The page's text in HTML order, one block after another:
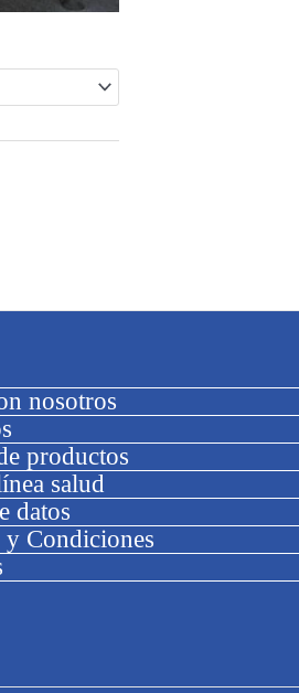
nosotros
productos
salud
datos
Condiciones